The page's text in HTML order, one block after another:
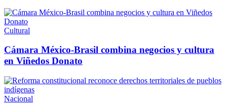
Cultural
Cámara México-Brasil combina negocios y cultura
en Viñedos Donato
Nacional